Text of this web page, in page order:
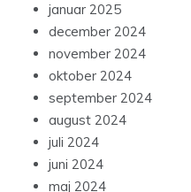
januar 2025
december 2024
november 2024
oktober 2024
september 2024
august 2024
juli 2024
juni 2024
maj 2024